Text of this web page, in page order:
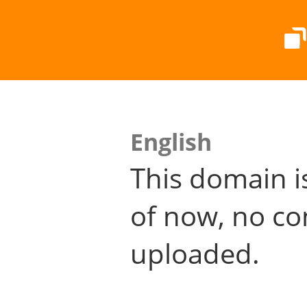
English
This domain
of now, no
uploaded.